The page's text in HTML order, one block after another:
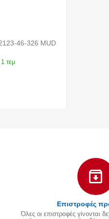
46-326 MUD
1 τεμ
Επιστροφές
Όλες οι επιστροφές γίνονται